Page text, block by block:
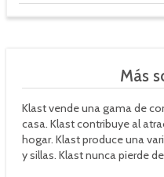
Más
Klast vende una gama de
casa. Klast contribuye al
hogar. Klast produce una
y sillas. Klast nunca pierde